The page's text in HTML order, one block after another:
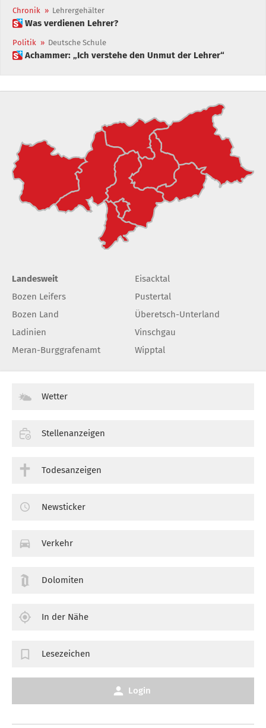
Chronik » Lehrergehälter
 Was verdienen Lehrer?
Politik » Deutsche Schule
 Achammer: „Ich verstehe den Unmut der Lehrer“
Landesweit
Bozen Leifers
Bozen Land
Ladinien
Meran-Burggrafenamt
Eisacktal
Pustertal
Überetsch-Unterland
Vinschgau
Wipptal
Wetter
Stellenanzeigen
Todesanzeigen
Newsticker
Verkehr
Dolomiten
In der Nähe
Lesezeichen
Login